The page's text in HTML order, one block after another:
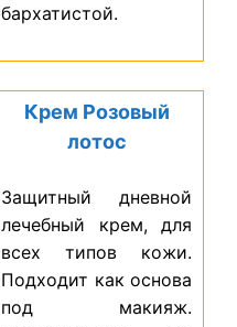
бархатистой.
Крем Розовый
лотос
Защитный дневной
лечебный крем, для
всех типов кожи.
Подходит как основа
под макияж.